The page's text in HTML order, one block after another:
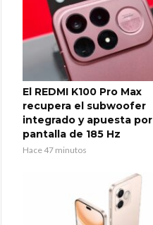
El REDMI K100 Pro Max
recupera el subwoofer
integrado y apuesta por
pantalla de 185 Hz
Hace 47 minutos